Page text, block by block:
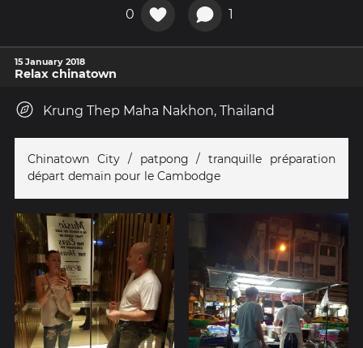
0 1
15 January 2018
Relax chinatown
Krung Thep Maha Nakhon, Thailand
Chinatown City / patpong / tranquille préparation
départ demain pour le Cambodge